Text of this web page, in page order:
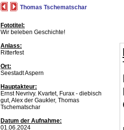
Thomas Tschematschar
Fototitel:
Wir beleben Geschichte!
Anlass:
Ritterfest
Ort:
Seestadt Aspern
Hauptakteur:
Ernst Nevrivy. Kvartet, Furax - diebisch
gut, Alex der Gaukler, Thomas
Tschematschar
Datum der Aufnahme:
01.06.2024